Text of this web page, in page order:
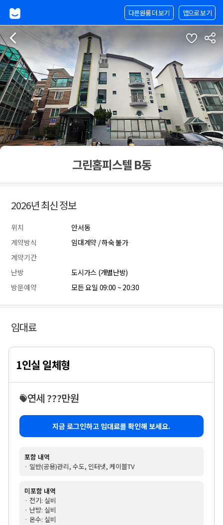
앱으로 보기
다른원룸 더 보기
그린홈피스텔 B동
2026년 최신 정보
위치
안서동
계약방식
임대계약 / 하숙 불가
계약기간
난방
도시가스 (개별난방)
방문예약
모든 요일 09:00 ~ 20:30
임대료
1인실 일체형
연세 ???만원
지금 로그인하고 임대료를 확인해 보세요.
포함 내역
· 일반(공용)관리, 수도, 인터넷, 케이블TV
미포함 내역
· 전기: 실비
· 난방: 실비
· 온수: 실비